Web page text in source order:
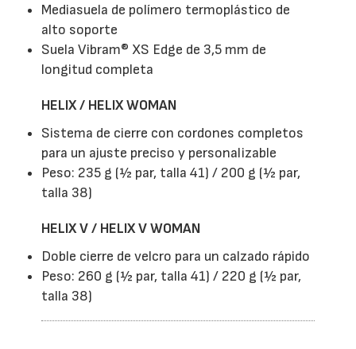
Mediasuela de polímero termoplástico de
alto soporte
Suela Vibram® XS Edge de 3,5 mm de
longitud completa
HELIX / HELIX WOMAN
Sistema de cierre con cordones completos
para un ajuste preciso y personalizable
Peso: 235 g (½ par, talla 41) / 200 g (½ par,
talla 38)
HELIX V / HELIX V WOMAN
Doble cierre de velcro para un calzado rápido
Peso: 260 g (½ par, talla 41) / 220 g (½ par,
talla 38)